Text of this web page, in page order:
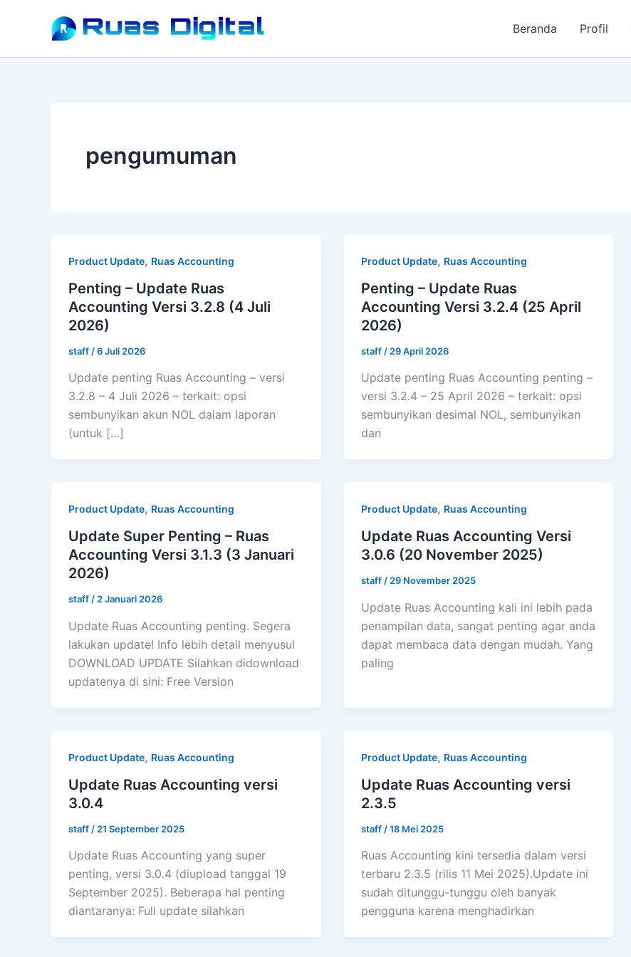
Beranda Profil
pengumuman
Product Update, Ruas Accounting
Penting – Update Ruas
Accounting Versi 3.2.8 (4 Juli
2026)
staff /6 Juli 2026
Update penting Ruas Accounting – versi
3.2.8 – 4 Juli 2026 – terkait: opsi
sembunyikan akun NOL dalam laporan
(untuk […]
Product Update, Ruas Accounting
Penting – Update Ruas
Accounting Versi 3.2.4 (25 April
2026)
staff / 29 April 2026
Update penting Ruas Accounting penting –
versi 3.2.4 – 25 April 2026 – terkait: opsi
sembunyikan desimal NOL, sembunyikan
dan
Product Update, Ruas Accounting
Update Super Penting – Ruas
Accounting Versi 3.1.3 (3 Januari
2026)
staff / 2 Januari 2026
Update Ruas Accounting penting. Segera
lakukan update! Info lebih detail menyusul
DOWNLOAD UPDATE Silahkan didownload
updatenya di sini: Free Version
Product Update, Ruas Accounting
Update Ruas Accounting Versi
3.0.6 (20 November 2025)
staff / 29 November 2025
Update Ruas Accounting kali ini lebih pada
penampilan data, sangat penting agar anda
dapat membaca data dengan mudah. Yang
paling
Product Update, Ruas Accounting
Update Ruas Accounting versi
3.0.4
staff / 21 September 2025
Update Ruas Accounting yang super
penting, versi 3.0.4 (diupload tanggal 19
September 2025). Beberapa hal penting
diantaranya: Full update silahkan
Product Update, Ruas Accounting
Update Ruas Accounting versi
2.3.5
staff /18 Mei 2025
Ruas Accounting kini tersedia dalam versi
terbaru 2.3.5 (rilis 11 Mei 2025).Update ini
sudah ditunggu-tunggu oleh banyak
pengguna karena menghadirkan